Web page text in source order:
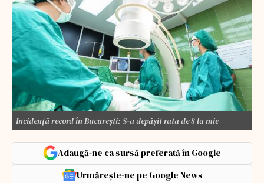
Incidență record în București: S-a depășit rata de 8 la mie
Adaugă-ne ca sursă preferată în Google
Urmărește-ne pe Google News